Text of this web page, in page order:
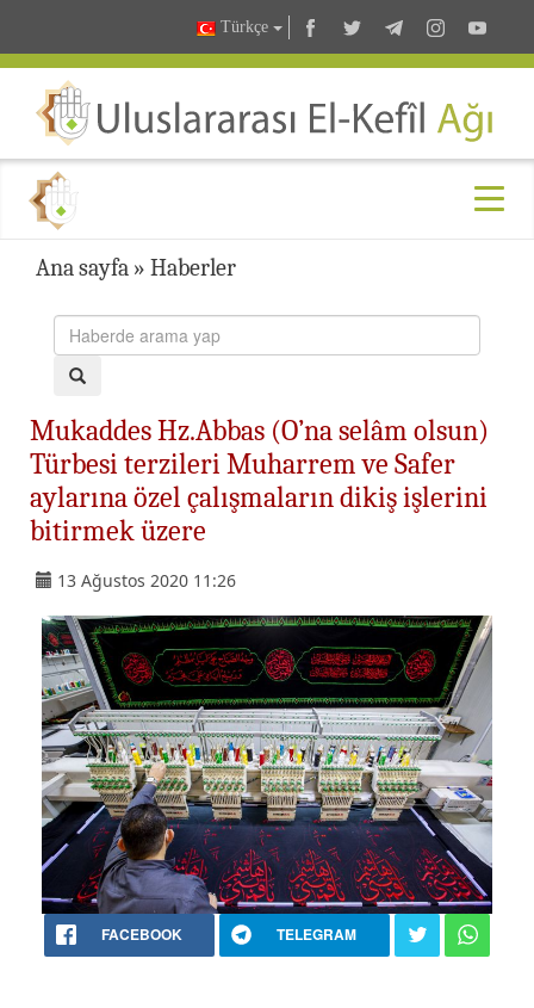
Türkçe
Ana sayfa » Haberler
Mukaddes Hz.Abbas (O’na selâm olsun)
Türbesi terzileri Muharrem ve Safer
aylarına özel çalışmaların dikiş işlerini
bitirmek üzere
13 Ağustos 2020 11:26
FACEBOOK TELEGRAM